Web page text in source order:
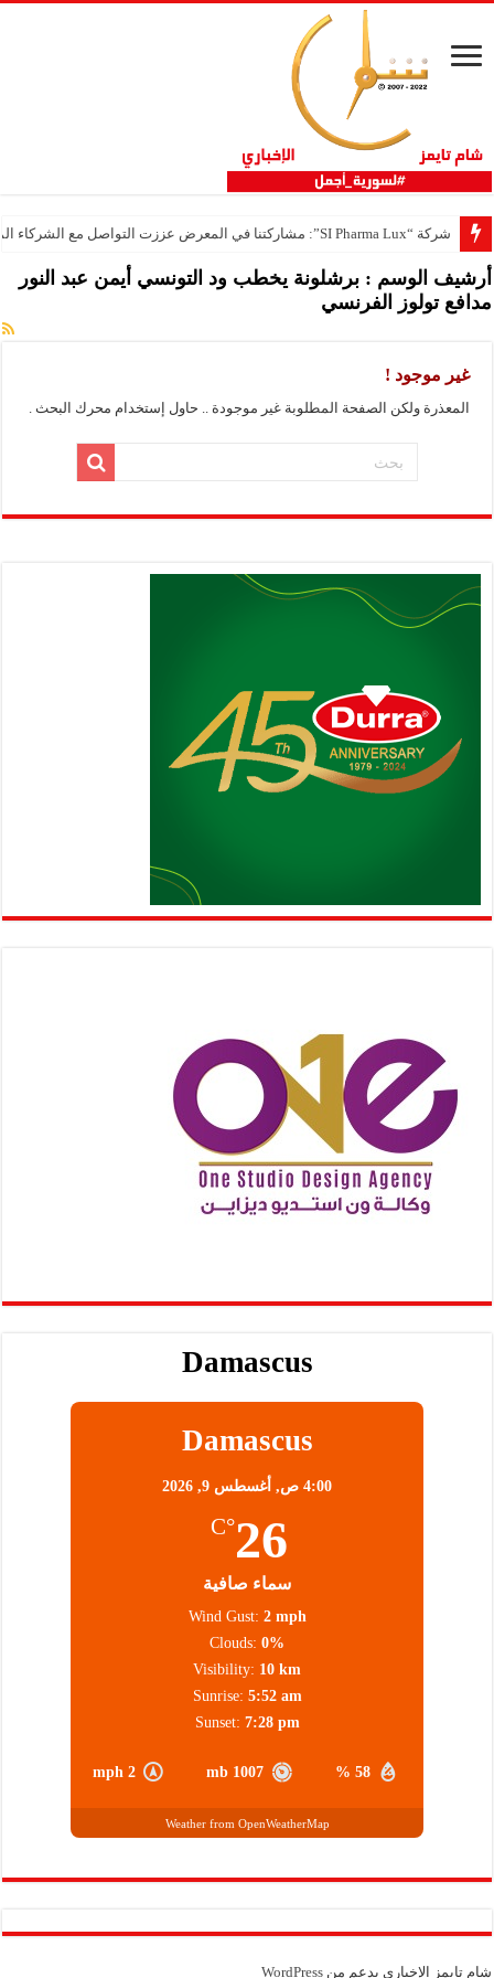
شركة “SI Pharma Lux”: مشاركتنا في المعرض عززت التواصل مع الشركاء المحليين والدوليين
أرشيف الوسم :برشلونة يخطب ود التونسي أيمن عبد النور
مدافع تولوز الفرنسي
غير موجود !
المعذرة ولكن الصفحة المطلوبة غير موجودة .. حاول إستخدام محرك البحث .
Damascus
Damascus
4:00 ص, أغسطس 9, 2026
26
°C
سماء صافية
58 %
1007 mb
2 mph
Wind Gust: 2 mph
Clouds: 0%
Visibility: 10 km
Sunrise: 5:52 am
Sunset: 7:28 pm
Weather from OpenWeatherMap
شام تايمز الإخباري بدعم منWordPress